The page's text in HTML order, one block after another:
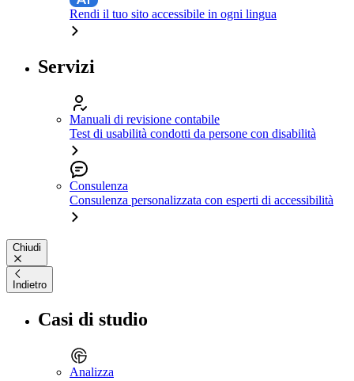
Rendi il tuo sito accessibile in ogni lingua
Servizi
Manuali di revisione contabile
Test di usabilità condotti da persone con disabilità
Consulenza
Consulenza personalizzata con esperti di accessibilità
Chiudi
Indietro
Casi di studio
Analizza